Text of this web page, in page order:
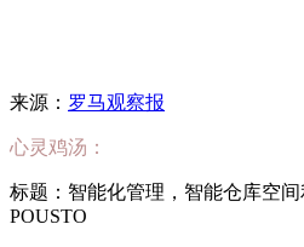
来源： 罗马观察报
心灵鸡汤：
标题：智能化管理，智能仓库空
POUSTO